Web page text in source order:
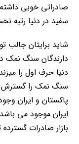
صادراتی خوبی
سفید در دنیا رتبه
شاید برایتان جالب
دارندگان سنگ نمک
دنیا حرف اول را
سنگ نمک را گسترش
پاکستان و ایران
ایران موجود می
بازار صادرات